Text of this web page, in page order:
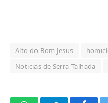
Alto do Bom Jesus
Noticias de Serra Talhada